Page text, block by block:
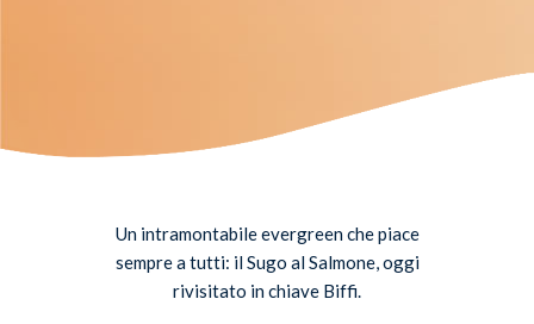
Un intramontabile evergreen che piace
sempre a tutti: il Sugo al Salmone, oggi
rivisitato in chiave Biffi.